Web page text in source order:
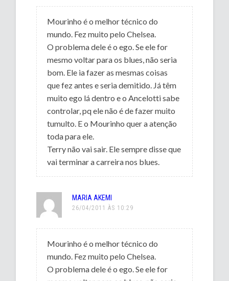
Mourinho é o melhor técnico do
mundo. Fez muito pelo Chelsea.
O problema dele é o ego. Se ele for
mesmo voltar para os blues, não seria
bom. Ele ia fazer as mesmas coisas
que fez antes e seria demitido. Já têm
muito ego lá dentro e o Ancelotti sabe
controlar, pq ele não é de fazer muito
tumulto. E o Mourinho quer a atenção
toda para ele.
Terry não vai sair. Ele sempre disse que
vai terminar a carreira nos blues.
MARIA AKEMI
26/04/2011 ÀS 10:29
Mourinho é o melhor técnico do
mundo. Fez muito pelo Chelsea.
O problema dele é o ego. Se ele for